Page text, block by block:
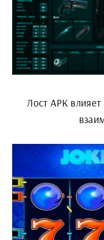
Лост АРК